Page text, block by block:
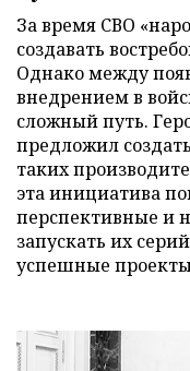
За время СВО
создавать
Однако между
внедрением в
сложный путь.
предложил
таких
эта инициатива
перспективные и
запускать их
успешные